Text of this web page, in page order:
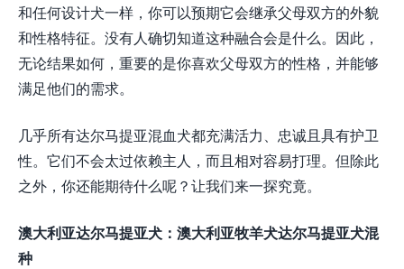
和任何设计犬一样，你可以预期它会继承父母双方的外貌
和性格特征。没有人确切知道这种融合会是什么。因此，
无论结果如何，重要的是你喜欢父母双方的性格，并能够
满足他们的需求。
几乎所有达尔马提亚混血犬都充满活力、忠诚且具有护卫
性。它们不会太过依赖主人，而且相对容易打理。但除此
之外，你还能期待什么呢？让我们来一探究竟。
澳大利亚达尔马提亚犬：澳大利亚牧羊犬达尔马提亚犬混
种